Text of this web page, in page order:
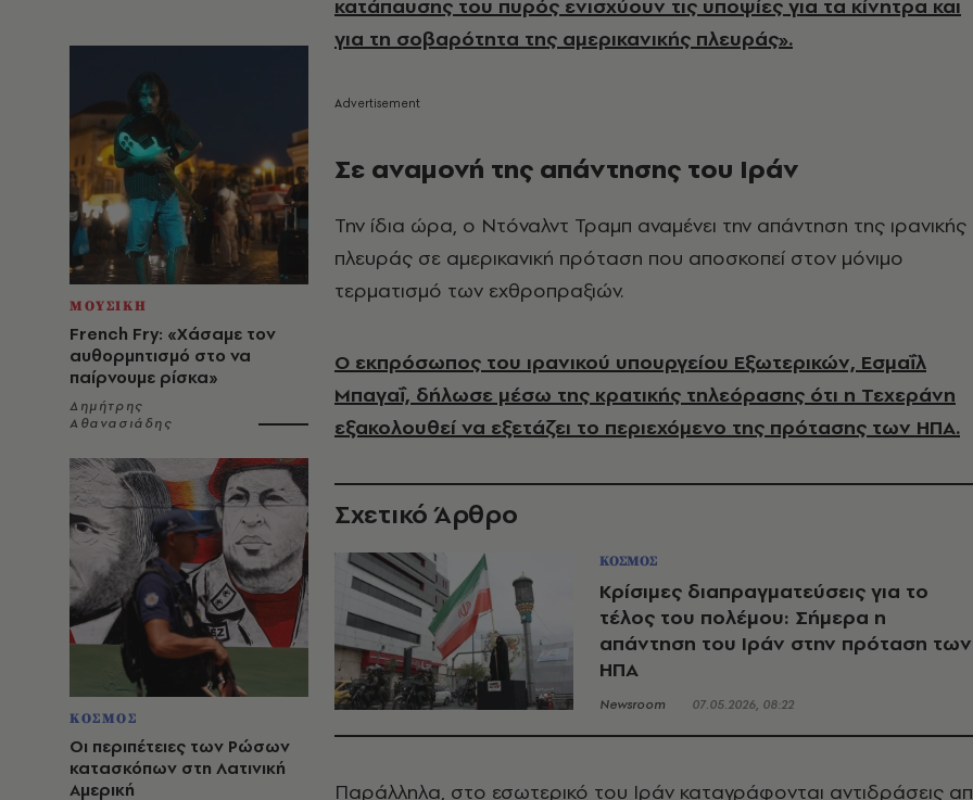
ΜΟΥΣΙΚΗ
French Fry: «Χάσαμε τον
αυθορμητισμό στο να
παίρνουμε ρίσκα»
Δημήτρης
Αθανασιάδης
ΚΟΣΜΟΣ
Οι περιπέτειες των Ρώσων
κατασκόπων στη Λατινική
Αμερική
κατάπαυσης του πυρός ενισχύουν τις υποψίες για τα κίνητρα και
για τη σοβαρότητα της αμερικανικής πλευράς».
Σε αναμονή της απάντησης του Ιράν
Την ίδια ώρα, ο Ντόναλντ Τραμπ αναμένει την απάντηση της ιρανικής
πλευράς σε αμερικανική πρόταση που αποσκοπεί στον μόνιμο
τερματισμό των εχθροπραξιών.
Ο εκπρόσωπος του ιρανικού υπουργείου Εξωτερικών, Εσμαΐλ
Μπαγαΐ, δήλωσε μέσω της κρατικής τηλεόρασης ότι η Τεχεράνη
εξακολουθεί να εξετάζει το περιεχόμενο της πρότασης των ΗΠΑ.
Σχετικό Άρθρο
ΚΟΣΜΟΣ
Κρίσιμες διαπραγματεύσεις για το
τέλος του πολέμου: Σήμερα η
απάντηση του Ιράν στην πρόταση των
ΗΠΑ
Newsroom 07.05.2026, 08:22
Παράλληλα, στο εσωτερικό του Ιράν καταγράφονται αντιδράσεις